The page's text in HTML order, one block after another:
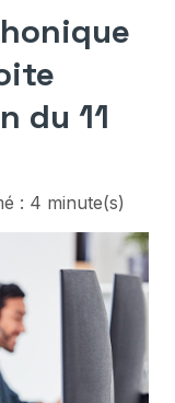
du 11
: 4 minute(s)